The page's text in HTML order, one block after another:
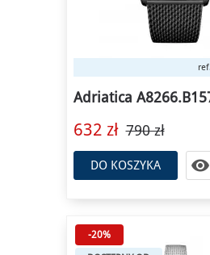
ref.
Adriatica
632 zł 790 zł
DO KOSZYKA 
-20%